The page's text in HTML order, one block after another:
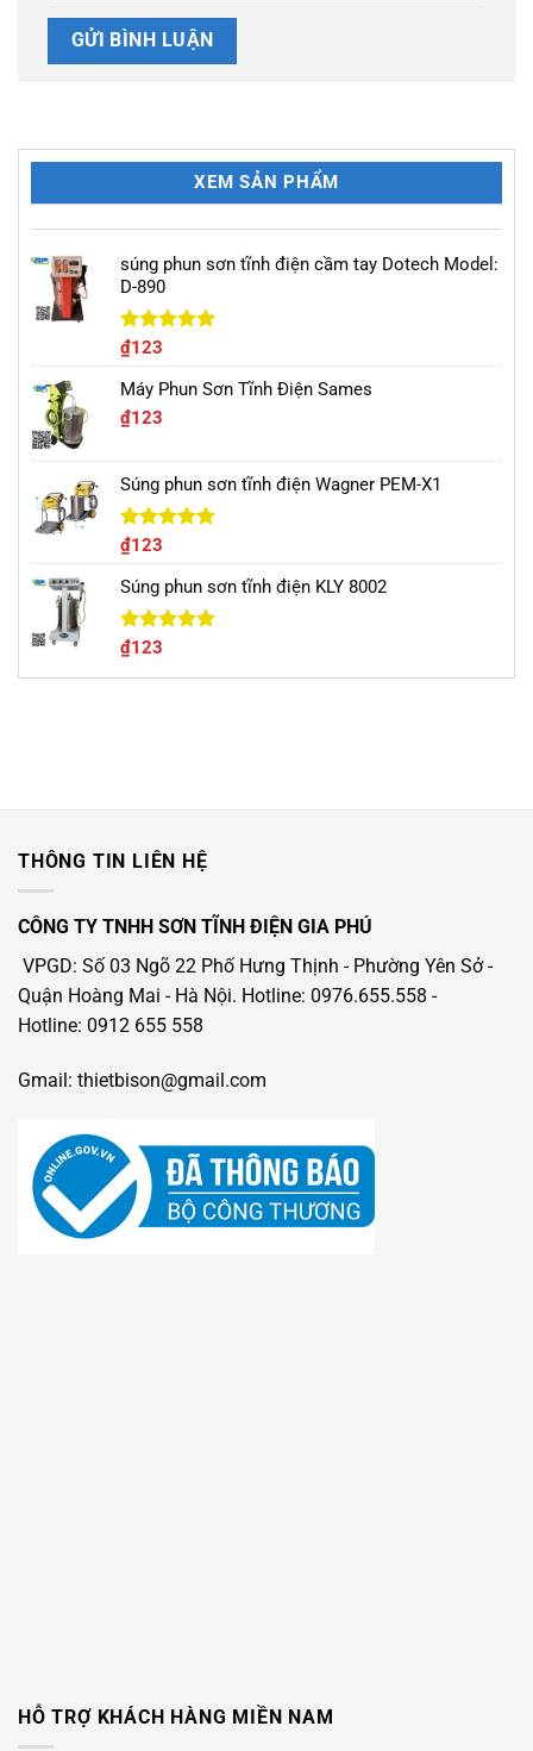
XEM SẢN PHẨM
súng phun sơn tĩnh điện cầm tay Dotech Model:
D-890
Được xếp
5 sao
₫123
Máy Phun Sơn Tĩnh Điện Sames
₫123
Súng phun sơn tĩnh điện Wagner PEM-X1
Được xếp
5 sao
₫123
Súng phun sơn tĩnh điện KLY 8002
Được xếp
5 sao
₫123
THÔNG TIN LIÊN HỆ
CÔNG TY TNHH SƠN TĨNH ĐIỆN GIA PHÚ
VPGD: Số 03 Ngõ 22 Phố Hưng Thịnh - Phường Yên Sở -
Quận Hoàng Mai - Hà Nội. Hotline: 0976.655.558 -
Hotline: 0912 655 558
Gmail: thietbison@gmail.com
HỖ TRỢ KHÁCH HÀNG MIỀN NAM